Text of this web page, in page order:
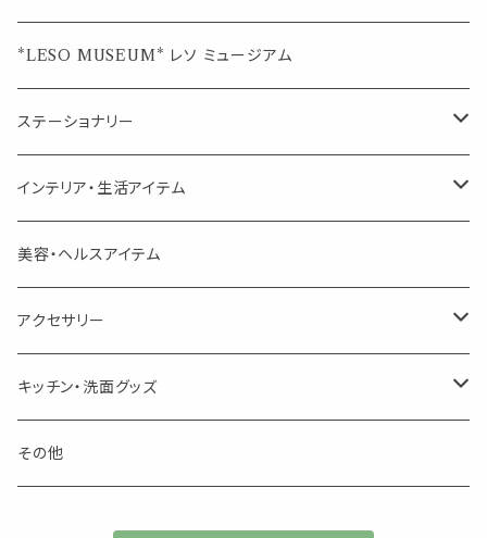
箱入りアソート
席札クリップ
プチギフト
スポイトボトル
精油用ボトル
ポンプ式ボトル
リップ容器
スクリュー容器
チューブ
スライドケース
ジュエル オブ ビューティー
美人さんのハーブティー
シングル
エッセンシャルオイル
シングル
ブレンド
クラフト器材・道具
キャリアオイル・ワックス
道具
お香・サシェ・キャンドル
線香
サシェ・香り袋
ディフューザー
アロマオイルウォーマー
アロマストーン
*LESO MUSEUM* レソ ミュージアム
ステーショナリー
デザインクリップ
記号（ハート,星,etc）
音楽・楽器
ページオープナー・ワイドクリップ
ポストカード・メッセージカード
フック・マグネット・画鋲
ステッカー・マスキングテープ・付箋
インテリア・生活アイテム
オブジェ
キャンドル・お香
ウォールアイテム
フック・マグネット・画鋲
収納・小物トレー
美容・ヘルスアイテム
アクセサリー
ブローチ・ピンバッチ
ピアス
キッチン・洗面グッズ
カトラリー
その他